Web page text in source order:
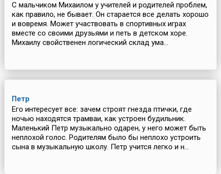
С мальчиком Михаилом у учителей и родителей проблем,
как правило, не бывает. Он старается все делать хорошо
и вовремя. Может участвовать в спортивных играх
вместе со своими друзьями и петь в детском хоре.
Михаилу свойственен логический склад ума...
Петр
Его интересует все: зачем строят гнезда птички, где
ночью находятся трамваи, как устроен будильник.
Маленький Петр музыкально одарен, у него может быть
неплохой голос. Родителям было бы неплохо устроить
сына в музыкальную школу. Петр учится легко и н...